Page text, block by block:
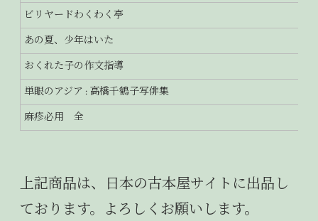
ビリヤードわくわく亭
あの夏、少年はいた
おくれた子の作文指導
単眼のアジア : 高橋千鶴子写俳集
麻疹必用 全
上記商品は、日本の古本屋サイトに出品し
ております。よろしくお願いします。